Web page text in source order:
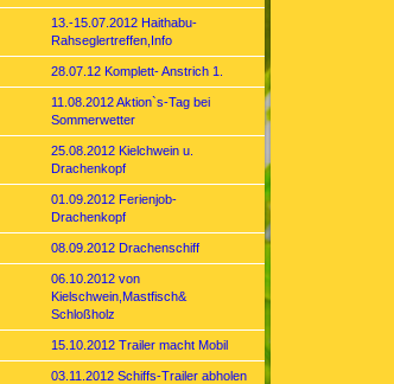
13.-15.07.2012 Haithabu-
Rahseglertreffen,Info
28.07.12 Komplett- Anstrich 1.
11.08.2012 Aktion`s-Tag bei
Sommerwetter
25.08.2012 Kielchwein u.
Drachenkopf
01.09.2012 Ferienjob-
Drachenkopf
08.09.2012 Drachenschiff
06.10.2012 von
Kielschwein,Mastfisch&
Schloßholz
15.10.2012 Trailer macht Mobil
03.11.2012 Schiffs-Trailer abholen